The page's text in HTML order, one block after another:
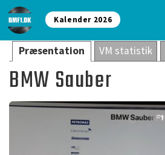
Kalender 2026
Præsentation VM statistik
BMW Sauber